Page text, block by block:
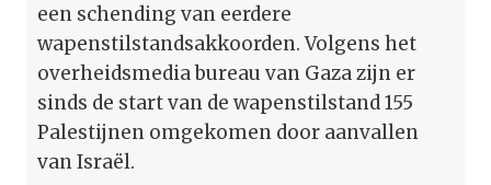
een schending van eerdere
wapenstilstandsakkoorden. Volgens het
overheidsmedia bureau van Gaza zijn er
sinds de start van de wapenstilstand 155
Palestijnen omgekomen door aanvallen
van Israël.